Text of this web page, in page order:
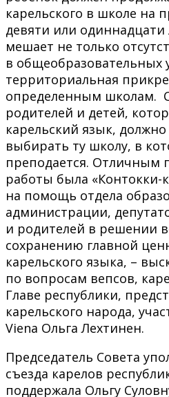
карельского в школе на
девяти или одиннадцати
мешает не только
в общеобразовательных
территориальная
определенным школам.
родителей и детей,
карельский язык,
выбирать ту школу, в
преподается. Отличным
работы была «Контокки-
на помощь отдела
администрации,
и родителей в решении
сохранению главной
карельского языка, –
по вопросам вепсов,
Главе республики,
карельского народа,
Viena Ольга Лехтинен.
Председатель Совета
съезда карелов
поддержала Ольгу